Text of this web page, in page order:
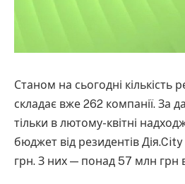
Станом на сьогодні кількість
складає вже 262 компанії. За
тільки в лютому-квітні
бюджет від резидентів
грн. З них — понад 57 млн грн